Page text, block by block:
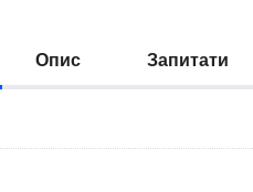
Опис Запитати